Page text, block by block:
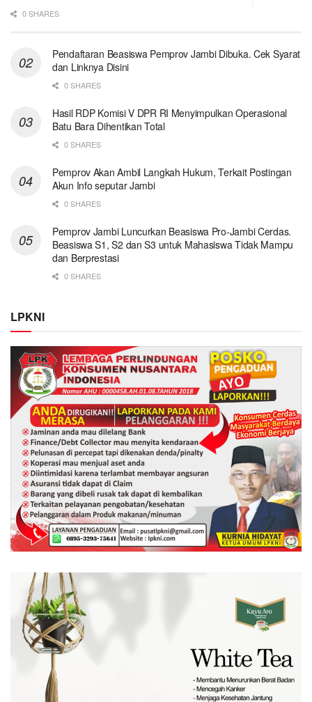
0 SHARES
Pendaftaran Beasiswa Pemprov Jambi Dibuka. Cek Syarat
dan Linknya Disini
0 SHARES
Hasil RDP Komisi V DPR RI Menyimpulkan Operasional
Batu Bara Dihentikan Total
0 SHARES
Pemprov Akan Ambil Langkah Hukum, Terkait Postingan
Akun Info seputar Jambi
0 SHARES
Pemprov Jambi Luncurkan Beasiswa Pro-Jambi Cerdas.
Beasiswa S1, S2 dan S3 untuk Mahasiswa Tidak Mampu
dan Berprestasi
0 SHARES
LPKNI